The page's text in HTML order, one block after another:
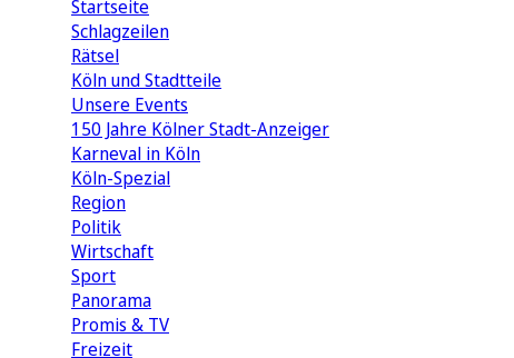
Startseite
Schlagzeilen
Rätsel
Köln und Stadtteile
Unsere Events
150 Jahre Kölner Stadt-Anzeiger
Karneval in Köln
Köln-Spezial
Region
Politik
Wirtschaft
Sport
Panorama
Promis & TV
Freizeit